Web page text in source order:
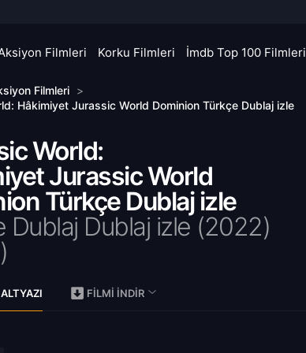
Filmleri Korku Filmleri İmdb Top 100 Filmleri
Filmleri >
Hâkimiyet Jurassic World Dominion Türkçe Dublaj izle
World:
Jurassic World
Türkçe Dublaj izle
Dublaj Dublaj izle (2022)
FILMI İNDIR